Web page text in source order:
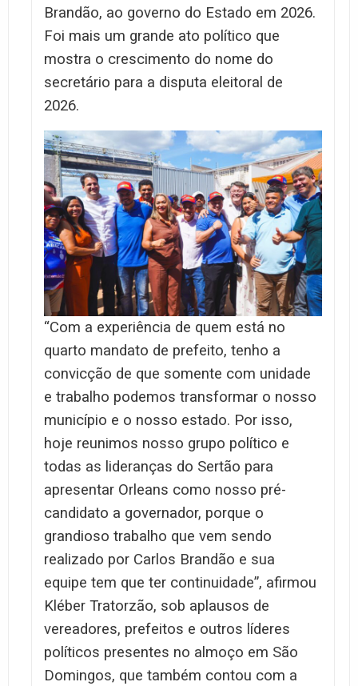
Brandão, ao governo do Estado em 2026.
Foi mais um grande ato político que
mostra o crescimento do nome do
secretário para a disputa eleitoral de
2026.
“Com a experiência de quem está no
quarto mandato de prefeito, tenho a
convicção de que somente com unidade
e trabalho podemos transformar o nosso
município e o nosso estado. Por isso,
hoje reunimos nosso grupo político e
todas as lideranças do Sertão para
apresentar Orleans como nosso pré-
candidato a governador, porque o
grandioso trabalho que vem sendo
realizado por Carlos Brandão e sua
equipe tem que ter continuidade”, afirmou
Kléber Tratorzão, sob aplausos de
vereadores, prefeitos e outros líderes
políticos presentes no almoço em São
Domingos, que também contou com a